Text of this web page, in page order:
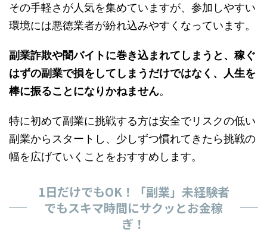
その手軽さが人気を集めていますが、参加しやすい
環境には悪徳業者が紛れ込みやすくなっています。
副業詐欺や闇バイトに巻き込まれてしまうと、稼ぐ
はずの副業で損をしてしまうだけではなく、人生を
棒に振ることになりかねません。
特に初めて副業に挑戦する方は安全でリスクの低い
副業からスタートし、少しずつ慣れてきたら挑戦の
幅を広げていくことをおすすめします。
1日だけでもOK！「副業」未経験者
でもスキマ時間にサクッとお金稼
ぎ！